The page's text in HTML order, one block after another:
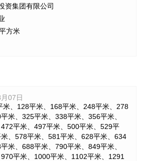
资集团有限公司
方米
07日
米、128平米、168平米、248平米、278
米、325平米、338平米、356平米、
平米、497平米、500平米、529平
、578平米、581平米、628平米、634
米、688平米、790平米、849平米、
平米、1000平米、1102平米、1291